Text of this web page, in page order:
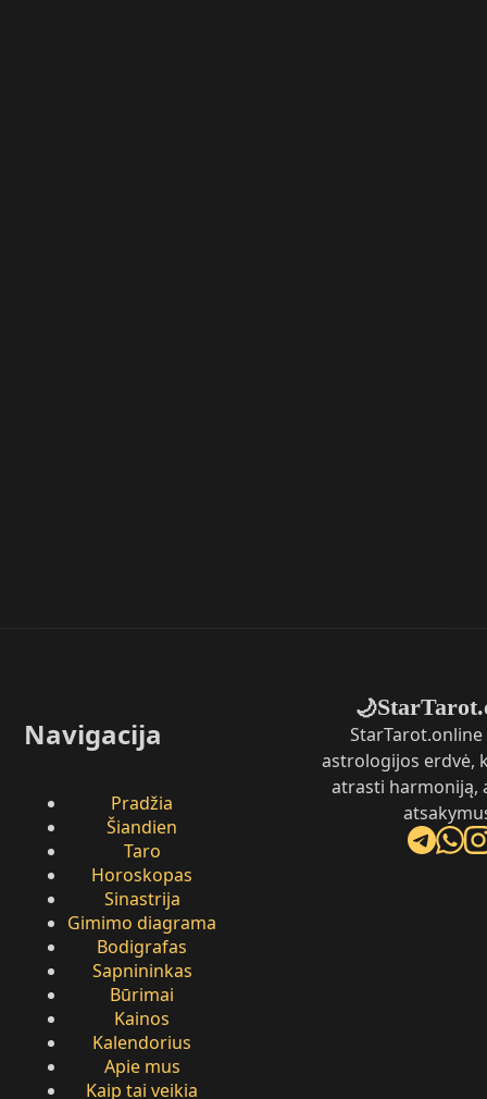
Navigacija
Pradžia
Šiandien
Taro
Horoskopas
Sinastrija
Gimimo diagrama
Bodigrafas
Sapnininkas
Būrimai
Kainos
Kalendorius
Apie mus
Kaip tai veikia
🌙
StarTarot.online
astrologijos erdvė,
atrasti harmoniją,